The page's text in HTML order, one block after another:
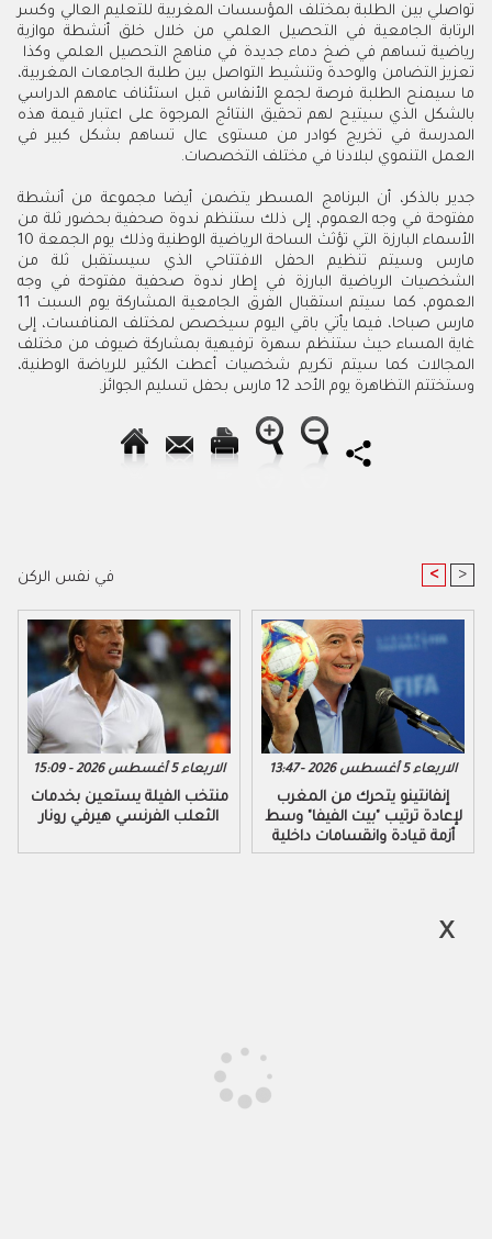
تواصلي بين الطلبة بمختلف المؤسسات المغربية للتعليم العالي وكسر
الرتابة الجامعية في التحصيل العلمي من خلال خلق أنشطة موازية
رياضية تساهم في ضخ دماء جديدة في مناهج التحصيل العلمي وكذا
تعزيز التضامن والوحدة وتنشيط التواصل بين طلبة الجامعات المغربية،
ما سيمنح الطلبة فرصة لجمع الأنفاس قبل استئناف عامهم الدراسي
بالشكل الذي سيتيح لهم تحقيق النتائج المرجوة على اعتبار قيمة هذه
المدرسة في تخريج كوادر من مستوى عال تساهم بشكل كبير في
العمل التنموي لبلادنا في مختلف التخصصات.
جدير بالذكر، أن البرنامج المسطر يتضمن أيضا مجموعة من أنشطة
مفتوحة في وجه العموم، إلى ذلك ستنظم ندوة صحفية بحضور ثلة من
الأسماء البارزة التي تؤثث الساحة الرياضية الوطنية وذلك يوم الجمعة 10
مارس وسيتم تنظيم الحفل الافتتاحي
الذي سيستقبل ثلة من
الشخصيات الرياضية البارزة في إطار ندوة صحفية مفتوحة في وجه
العموم،
كما سيتم استقبال الفرق الجامعية المشاركة يوم السبت 11
مارس صباحا، فيما يأتي باقي اليوم سيخصص لمختلف المنافسات، إلى
غاية المساء حيث ستنظم سهرة ترفيهية بمشاركة ضيوف من مختلف
المجالات كما سيتم تكريم شخصيات أعطت الكثير للرياضة الوطنية،
وستختتم التظاهرة يوم الأحد 12 مارس بحفل تسليم الجوائز.
في نفس الركن < >
الاربعاء 5 أغسطس 2026 - 15:09
منتخب الفيلة يستعين بخدمات
الثعلب الفرنسي هيرفي رونار
الاربعاء 5 أغسطس 2026 - 13:47
إنفانتينو يتحرك من المغرب
لإعادة ترتيب "بيت الفيفا" وسط
أزمة قيادة وانقسامات داخلية